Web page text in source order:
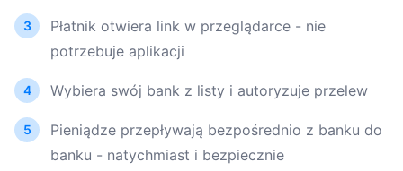
Płatnik otwiera link w przeglądarce - nie
potrzebuje aplikacji
Wybiera swój bank z listy i autoryzuje przelew
Pieniądze przepływają bezpośrednio z banku do
banku - natychmiast i bezpiecznie